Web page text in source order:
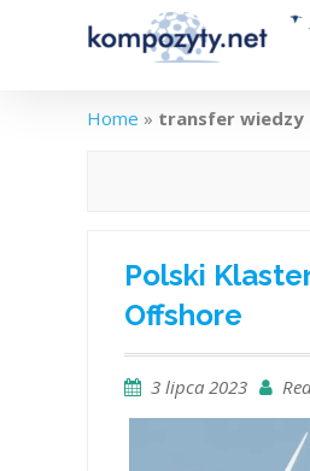
Home » transfer wiedzy
Polski
Offshore
3 lipca 2023